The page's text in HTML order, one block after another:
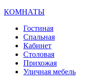
КОМНАТЫ
Гостиная
Спальная
Кабинет
Столовая
Прихожая
Уличная мебель